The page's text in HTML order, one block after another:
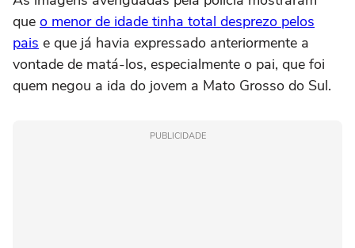
que o menor de idade tinha total desprezo pelos
pais e que já havia expressado anteriormente a
vontade de matá-los, especialmente o pai, que foi
quem negou a ida do jovem a Mato Grosso do Sul.
PUBLICIDADE